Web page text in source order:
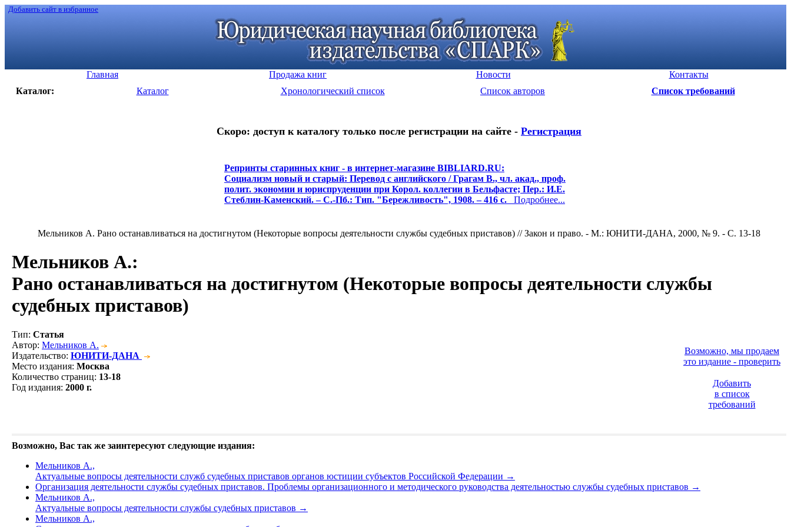
Добавить сайт в избранное
Главная Продажа книг Новости
Контакты
Каталог:
Каталог Хронологический список Список авторов Список требований
Скоро: доступ к каталогу только после регистрации на сайте - Регистрация
Репринты старинных книг - в интернет-магазине BIBLIARD.RU:
Социализм новый и старый: Перевод с английского / Грагам В., чл. акад., проф.
полит. экономии и юриспруденции при Корол. коллегии в Бельфасте; Пер.: И.Е.
Стеблин-Каменский. – С.-Пб.: Тип. "Бережливость", 1908. – 416 с. Подробнее...
Мельников А. Рано останавливаться на достигнутом (Некоторые вопросы деятельности службы судебных приставов) // Закон и право. - М.: ЮНИТИ-ДАНА, 2000, № 9. - С. 13-18
Мельников А.:
Рано останавливаться на достигнутом (Некоторые вопросы деятельности службы
судебных приставов)
Тип: Статья
Автор: Мельников А.
Издательство: ЮНИТИ-ДАНА
Место издания: Москва
Количество страниц: 13-18
Год издания: 2000 г.
Возможно, мы продаем
это издание - проверить
Добавить
в список
требований
Возможно, Вас так же заинтересуют следующие издания:
Мельников А.,
Актуальные вопросы деятельности служб судебных приставов органов юстиции субъектов Российской Федерации →
Организация деятельности службы судебных приставов. Проблемы организационного и методического руководства деятельностью службы судебных приставов →
Мельников А.,
Актуальные вопросы деятельности службы судебных приставов →
Мельников А.,